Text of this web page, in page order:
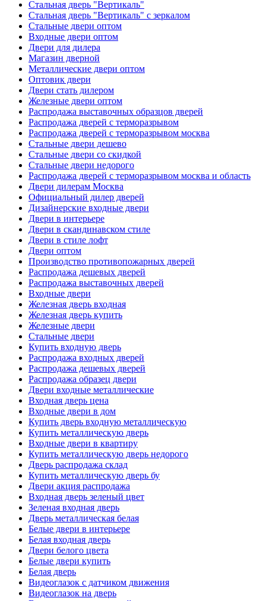
Стальная дверь "Вертикаль"
Стальная дверь "Вертикаль" с зеркалом
Стальные двери оптом
Входные двери оптом
Двери для дилера
Магазин дверной
Металлические двери оптом
Оптовик двери
Двери стать дилером
Железные двери оптом
Распродажа выставочных образцов дверей
Распродажа дверей с терморазрывом
Распродажа дверей с терморазрывом москва
Стальные двери дешево
Стальные двери со скидкой
Стальные двери недорого
Распродажа дверей с терморазрывом москва и область
Двери дилерам Москва
Официальный дилер дверей
Дизайнерские входные двери
Двери в интерьере
Двери в скандинавском стиле
Двери в стиле лофт
Двери оптом
Производство противопожарных дверей
Распродажа дешевых дверей
Распродажа выставочных дверей
Входные двери
Железная дверь входная
Железная дверь купить
Железные двери
Стальные двери
Купить входную дверь
Распродажа входных дверей
Распродажа дешевых дверей
Распродажа образец двери
Двери входные металлические
Входная дверь цена
Входные двери в дом
Купить дверь входную металлическую
Купить металлическую дверь
Входные двери в квартиру
Купить металлическую дверь недорого
Дверь распродажа склад
Купить металлическую дверь бу
Двери акция распродажа
Входная дверь зеленый цвет
Зеленая входная дверь
Дверь металлическая белая
Белые двери в интерьере
Белая входная дверь
Двери белого цвета
Белые двери купить
Белая дверь
Видеоглазок с датчиком движения
Видеоглазок на дверь